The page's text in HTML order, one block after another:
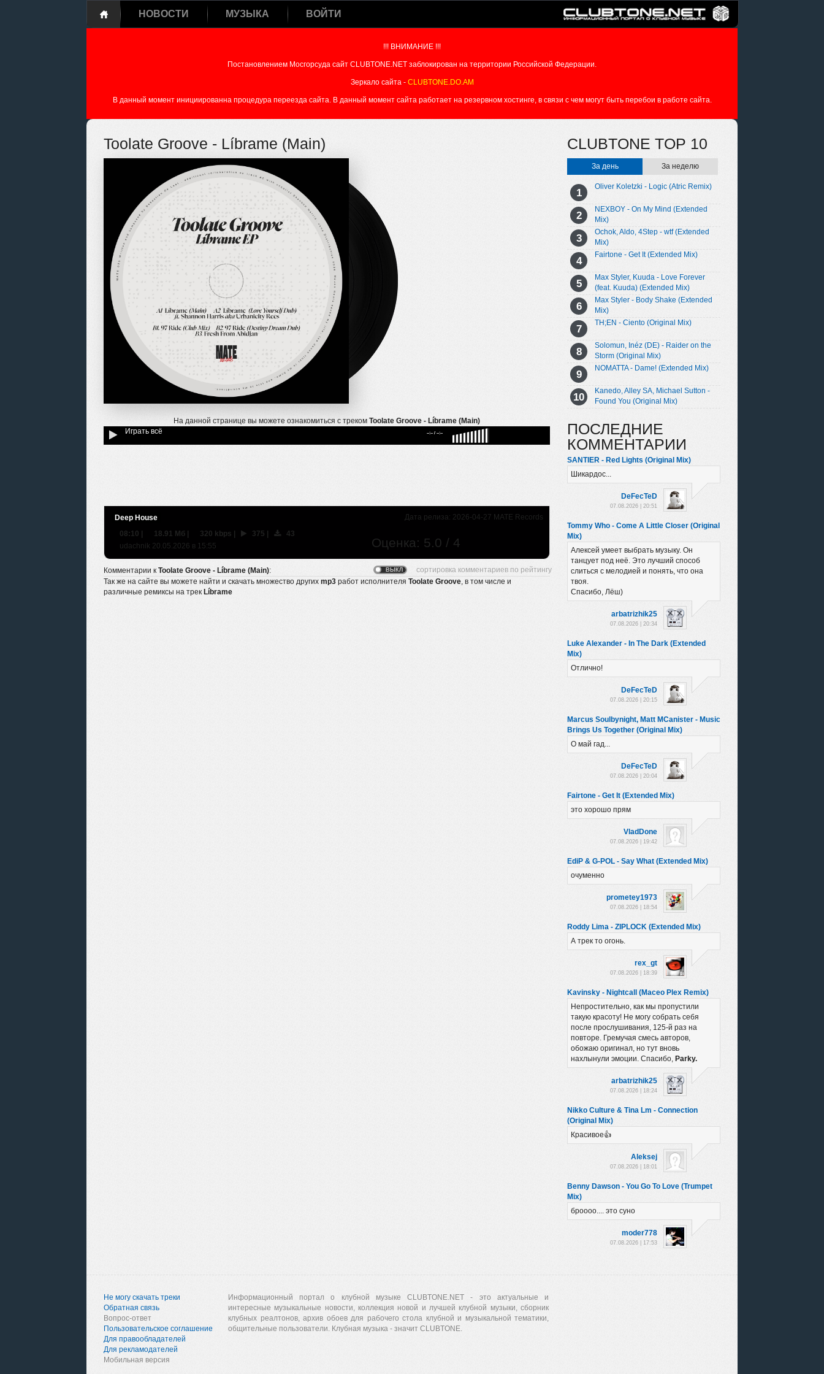
НОВОСТИ МУЗЫКА ВОЙТИ
!!! ВНИМАНИЕ !!!
Постановлением Мосгорсуда сайт CLUBTONE.NET заблокирован на территории Российской Федерации.
Зеркало сайта - CLUBTONE.DO.AM
В данный момент инициированна процедура переезда сайта. В данный момент сайта работает на резервном хостинге, в связи с чем могут быть перебои в работе сайта.
Toolate Groove - Líbrame (Main)
На данной странице вы можете ознакомиться с треком Toolate Groove - Líbrame (Main)
Играть всё
--:-- / --:--
Дата релиза: 2026-04-27 MATE Records
Deep House
Оценка: 5.0 / 4
08:10 | 18.91 Мб | 320 kbps | 375 |
43
udachnik 20.05.2026 в 15:55
Комментарии к Toolate Groove - Líbrame (Main):
Так же на сайте вы можете найти и скачать множество других mp3 работ исполнителя Toolate Groove , в том числе и
различные ремиксы на трек Líbrame
CLUBTONE TOP 10
За день За неделю
Oliver Koletzki - Logic (Atric Remix)
NEXBOY - On My Mind (Extended
Mix)
Ochok, Aldo, 4Step - wtf (Extended
Mix)
Fairtone - Get It (Extended Mix)
Max Styler, Kuuda - Love Forever
(feat. Kuuda) (Extended Mix)
Max Styler - Body Shake (Extended
Mix)
TH;EN - Ciento (Original Mix)
Solomun, Inéz (DE) - Raider on the
Storm (Original Mix)
NOMATTA - Dame! (Extended Mix)
Kanedo, Alley SA, Michael Sutton -
Found You (Original Mix)
ПОСЛЕДНИЕ
КОММЕНТАРИИ
SANTIER - Red Lights (Original Mix)
Шикардос...
DeFecTeD
07.08.2026 | 20:51
Tommy Who - Come A Little Closer (Original
Mix)
Алексей умеет выбрать музыку. Он
танцует под неё. Это лучший способ
слиться с мелодией и понять, что она
твоя.
Спасибо, Лёш)
arbatrizhik25
07.08.2026 | 20:34
Luke Alexander - In The Dark (Extended
Mix)
Отлично!
DeFecTeD
07.08.2026 | 20:15
Marcus Soulbynight, Matt MCanister - Music
Brings Us Together (Original Mix)
О май гад...
DeFecTeD
07.08.2026 | 20:04
Fairtone - Get It (Extended Mix)
это хорошо прям
VladDone
07.08.2026 | 19:42
EdiP & G-POL - Say What (Extended Mix)
очуменно
prometey1973
07.08.2026 | 18:54
Roddy Lima - ZIPLOCK (Extended Mix)
А трек то огонь.
rex_gt
07.08.2026 | 18:39
Kavinsky - Nightcall (Maceo Plex Remix)
Непростительно, как мы пропустили
такую красоту! Не могу собрать себя
после прослушивания, 125-й раз на
повторе. Гремучая смесь авторов,
обожаю оригинал, но тут вновь
нахлынули эмоции. Спасибо, Parky.
arbatrizhik25
07.08.2026 | 18:24
Nikko Culture & Tina Lm - Connection
(Original Mix)
Красивое👍
Аleksej
07.08.2026 | 18:01
Benny Dawson - You Go To Love (Trumpet
Mix)
броооо.... это суно
moder778
07.08.2026 | 17:53
Не могу скачать треки
Обратная связь
Вопрос-ответ
Пользовательское соглашение
Для правообладателей
Для рекламодателей
Мобильная версия
Информационный портал о клубной музыке CLUBTONE.NET - это актуальные и
интересные музыкальные новости, коллекция новой и лучшей клубной музыки, сборник
клубных реалтонов, архив обоев для рабочего стола клубной и музыкальной тематики,
общительные пользователи. Клубная музыка - значит CLUBTONE.